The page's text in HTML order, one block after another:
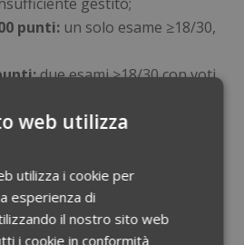
punti: un solo esame ≥18/30,
due esami ≥18/30 con voti
un esame ≥18/30 con voti
tutti gli
esami senza
mentre gli
possono comunque
web utilizza
utilizza i cookie per
esperienza di
il nostro sito web
i cookie in conformità